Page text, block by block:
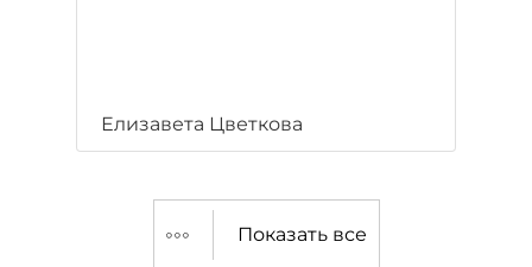
Елизавета Цветкова
Показать все